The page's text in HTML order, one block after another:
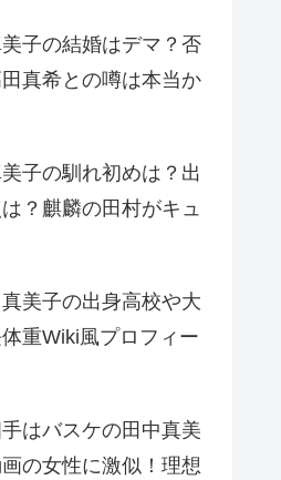
子の結婚はデマ？否
真希との噂は本当か
子の馴れ初めは？出
？麒麟の田村がキュ
美子の出身高校や大
重Wiki風プロフィー
はバスケの田中真美
の女性に激似！理想